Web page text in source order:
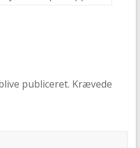
publiceret. Krævede